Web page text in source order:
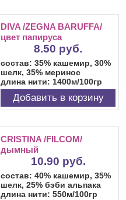
DIVA /ZEGNA BARUFFA/
цвет папируса
8.50 руб.
состав: 35% кашемир, 30%
шелк, 35% меринос
длина нити: 1400м/100гр
Добавить в корзину
CRISTINA /FILCOM/
дымный
10.90 руб.
состав: 40% кашемир, 35%
шелк, 25% бэби альпака
длина нити: 550м/100гр